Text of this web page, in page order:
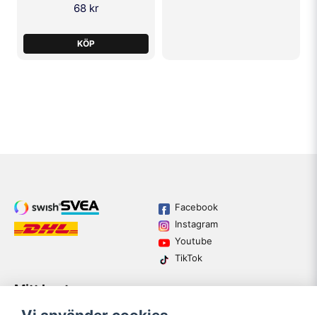
68 kr
KÖP
Facebook
Instagram
Youtube
TikTok
Mitt konto
Logga in